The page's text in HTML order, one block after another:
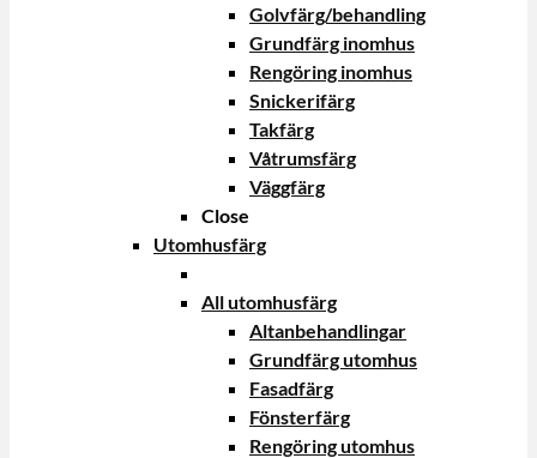
Golvfärg/behandling
Grundfärg inomhus
Rengöring inomhus
Snickerifärg
Takfärg
Våtrumsfärg
Väggfärg
Close
Utomhusfärg
All utomhusfärg
Altanbehandlingar
Grundfärg utomhus
Fasadfärg
Fönsterfärg
Rengöring utomhus